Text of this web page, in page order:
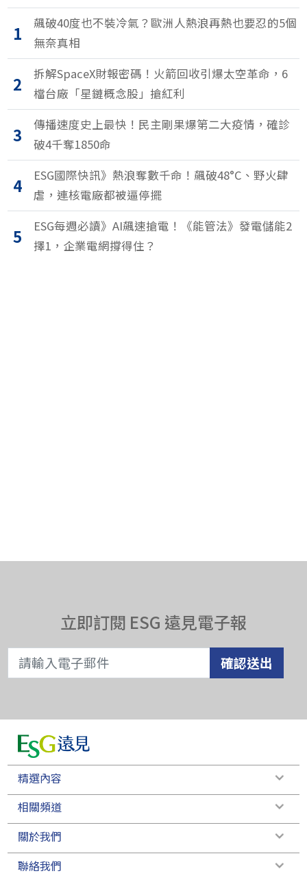
1
飆破40度也不裝冷氣？歐洲人熱浪再熱也要忍的5個
無奈真相
2
拆解SpaceX財報密碼！火箭回收引爆太空革命，6
檔台廠「星鏈概念股」搶紅利
3
傳播速度史上最快！民主剛果爆第二大疫情，確診
破4千奪1850命
4
ESG國際快訊》熱浪奪數千命！飆破48°C、野火肆
虐，連核電廠都被逼停擺
5
ESG每週必讀》AI飆速搶電！《能管法》發電儲能2
擇1，企業電網撐得住？
立即訂閱 ESG 遠見電子報
確認送出
精選內容
相關頻道
關於我們
聯絡我們